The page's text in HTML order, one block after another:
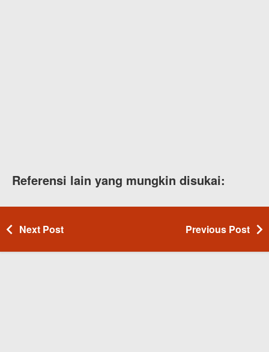
Referensi lain yang mungkin disukai:
Next Post Previous Post